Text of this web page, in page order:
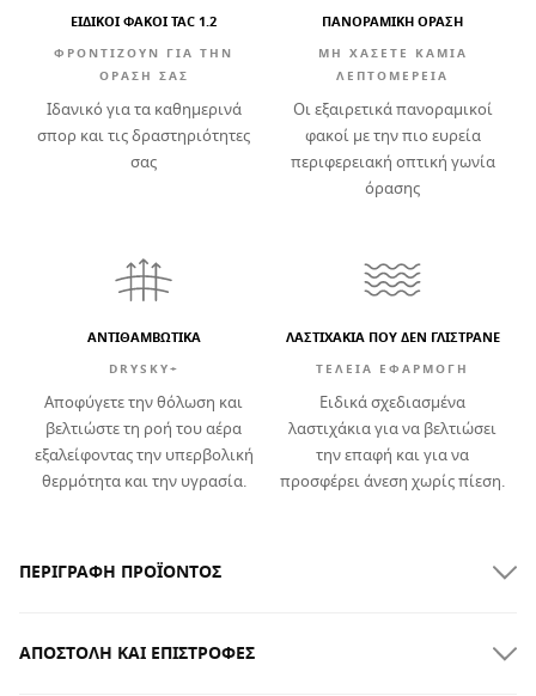
ΕΙΔΙΚΟΙ ΦΑΚΟΙ TAC 1.2
ΦΡΟΝΤΙΖΟΥΝ ΓΙΑ ΤΗΝ
ΟΡΑΣΗ ΣΑΣ
Ιδανικό για τα καθημερινά
σπορ και τις δραστηριότητες
σας
ΠΑΝΟΡΑΜΙΚΗ ΟΡΑΣΗ
ΜΗ ΧΑΣΕΤΕ ΚΑΜΙΑ
ΛΕΠΤΟΜΕΡΕΙΑ
Οι εξαιρετικά πανοραμικοί
φακοί με την πιο ευρεία
περιφερειακή οπτική γωνία
όρασης
ΑΝΤΙΘΑΜΒΩΤΙΚΆ
DRYSKY+
Αποφύγετε την θόλωση και
βελτιώστε τη ροή του αέρα
εξαλείφοντας την υπερβολική
θερμότητα και την υγρασία.
ΛΑΣΤΙΧΑΚΙΑ ΠΟΥ ΔΕΝ ΓΛΙΣΤΡΑΝΕ
ΤΕΛΕΙΑ ΕΦΑΡΜΟΓΗ
Ειδικά σχεδιασμένα
λαστιχάκια για να βελτιώσει
την επαφή και για να
προσφέρει άνεση χωρίς πίεση.
ΠΕΡΙΓΡΑΦΉ ΠΡΟΪΌΝΤΟΣ
ΑΠΟΣΤΟΛΉ ΚΑΙ ΕΠΙΣΤΡΟΦΈΣ